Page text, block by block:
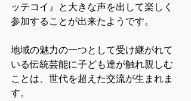
ッテコイ』と大きな声を出して楽しく
参加することが出来たようです。
地域の魅力の一つとして受け継がれて
いる伝統芸能に子ども達が触れ親しむ
ことは、世代を超えた交流が生まれま
す。